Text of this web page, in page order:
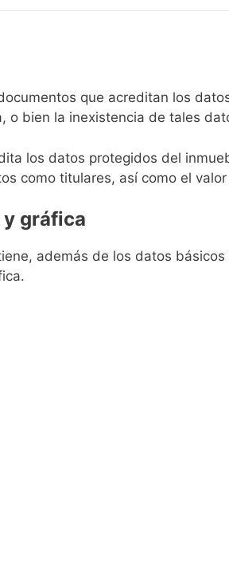
que acreditan los
o bien la inexistencia de tales
los datos protegidos del
como titulares, así como el
gráfica
además de los datos